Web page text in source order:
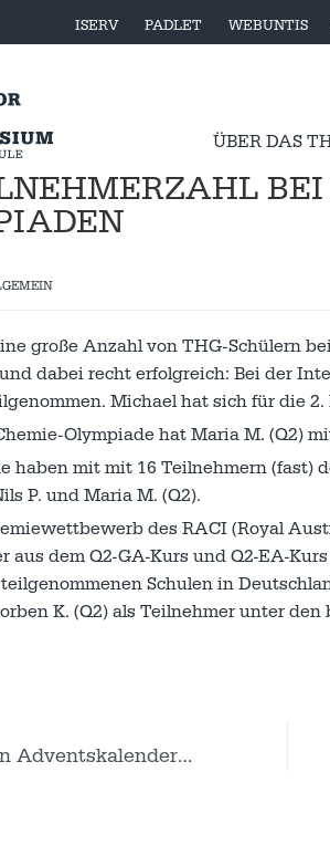
ISERV PADLET WEBUNTIS
ÜBER DAS
BEI
große Anzahl von THG-Schülern
dabei recht erfolgreich: Bei der
Michael hat sich für die
Olympiade hat Maria M. (Q2)
haben mit mit 16 Teilnehmern (fast)
P. und Maria M. (Q2).
des RACI (Royal
aus dem Q2-GA-Kurs und Q2-EA-
Schulen in
K. (Q2) als Teilnehmer unter den
Adventskalender…